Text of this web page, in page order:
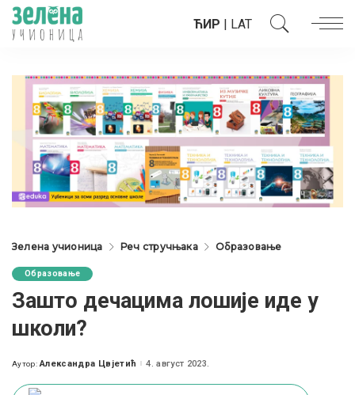
ЋИР | LAT
Зелена учионица Реч стручњака Образовање
Образовање
Зашто дечацима лошије иде у
школи?
Posted
Аутор: Александра Цвјетић 4. август 2023.